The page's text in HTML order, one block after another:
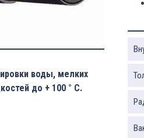
воды, мелких
до + 100 ° C.